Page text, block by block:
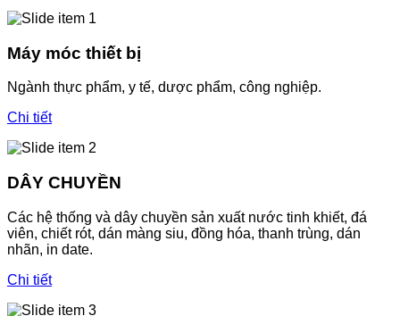
Máy móc thiết bị
Ngành thực phẩm, y tế, dược phẩm, công nghiệp.
Chi tiết
DÂY CHUYỀN
Các hệ thống và dây chuyền sản xuất nước tinh khiết, đá
viên, chiết rót, dán màng siu, đồng hóa, thanh trùng, dán
nhãn, in date.
Chi tiết